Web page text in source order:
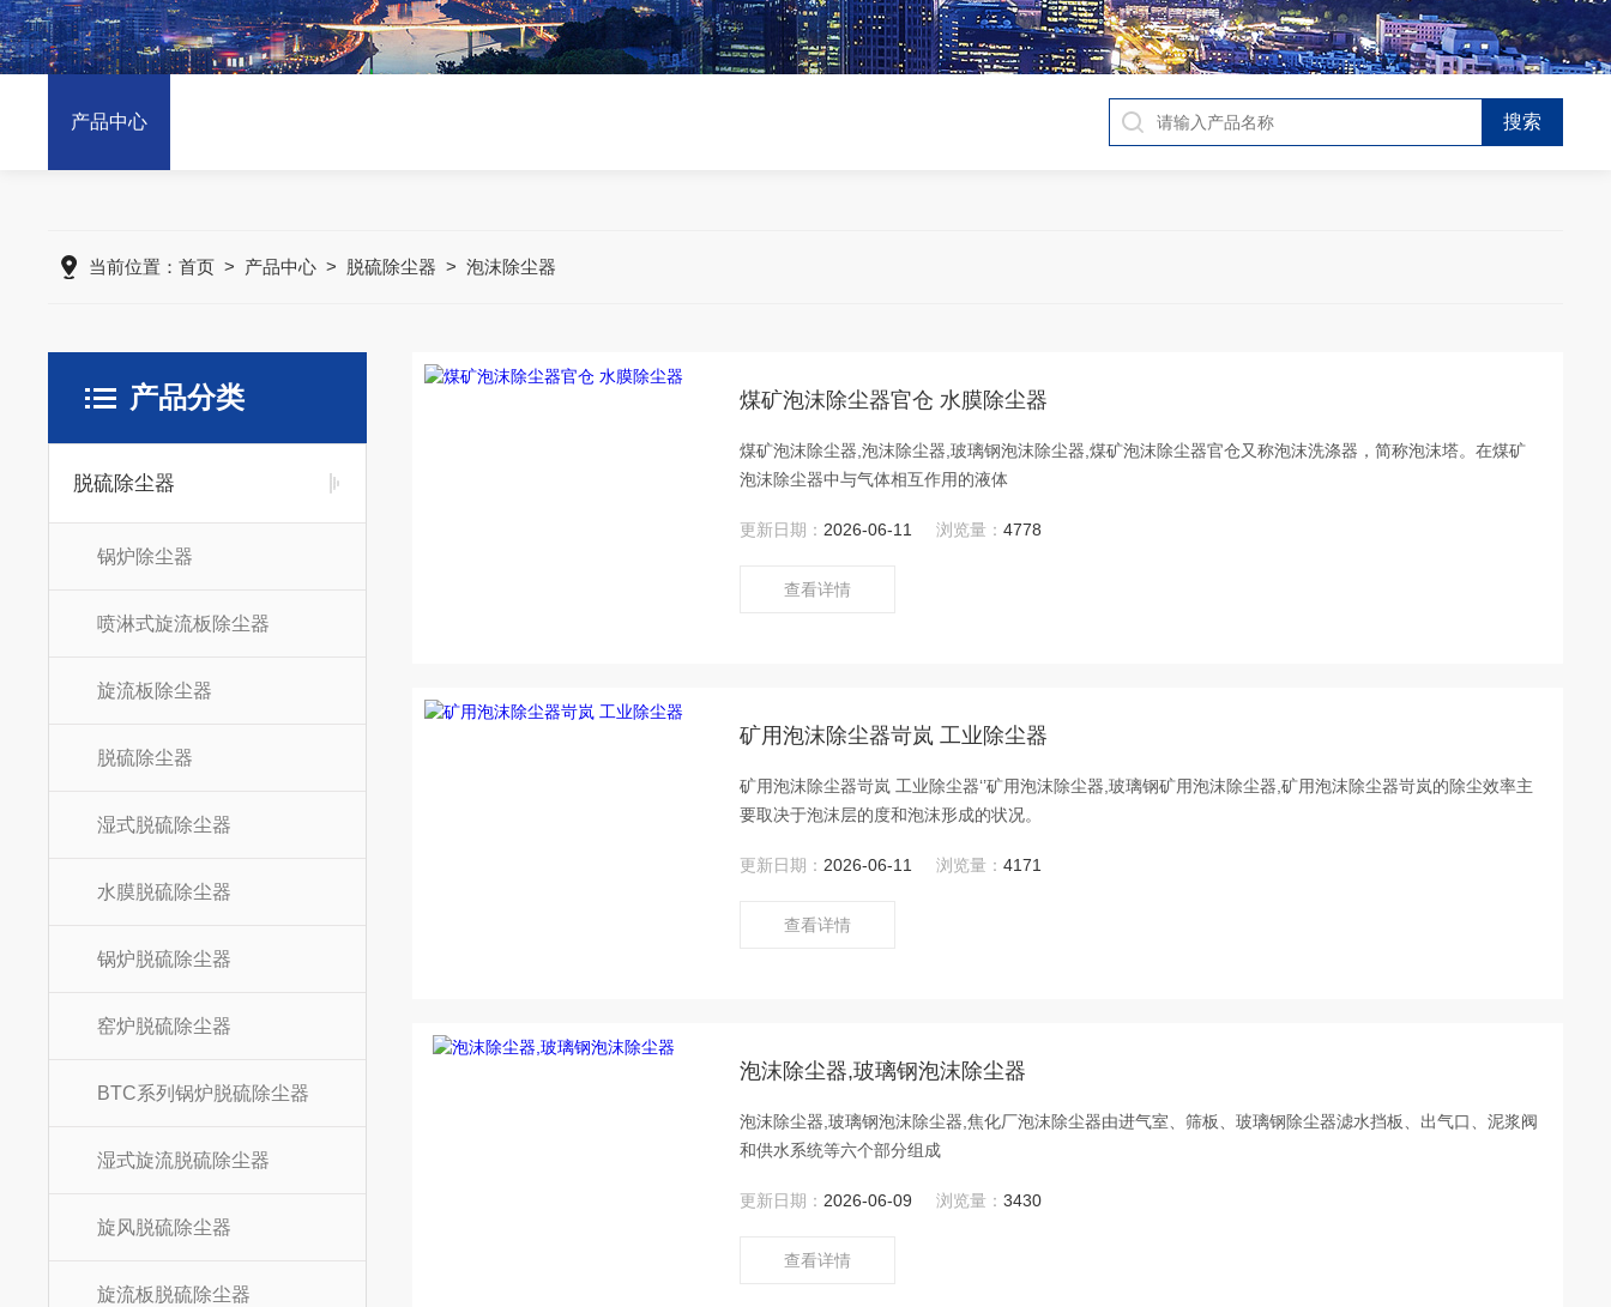
产品中心
当前位置：首页 > 产品中心 > 脱硫除尘器 >泡沫除尘器
产品分类
脱硫除尘器
锅炉除尘器
喷淋式旋流板除尘器
旋流板除尘器
脱硫除尘器
湿式脱硫除尘器
水膜脱硫除尘器
锅炉脱硫除尘器
窑炉脱硫除尘器
BTC系列锅炉脱硫除尘器
湿式旋流脱硫除尘器
旋风脱硫除尘器
旋流板脱硫除尘器
煤矿泡沫除尘器官仓 水膜除尘器
煤矿泡沫除尘器,泡沫除尘器,玻璃钢泡沫除尘器,煤矿泡沫除尘器官仓又称泡沫洗涤器，简称泡沫塔。在煤矿
泡沫除尘器中与气体相互作用的液体
更新日期： 2026-06-11 浏览量：4778
查看详情
矿用泡沫除尘器岢岚 工业除尘器
矿用泡沫除尘器岢岚 工业除尘器‘’矿用泡沫除尘器,玻璃钢矿用泡沫除尘器,矿用泡沫除尘器岢岚的除尘效率主
要取决于泡沫层的度和泡沫形成的状况。
更新日期： 2026-06-11 浏览量：4171
查看详情
泡沫除尘器,玻璃钢泡沫除尘器
泡沫除尘器,玻璃钢泡沫除尘器,焦化厂泡沫除尘器由进气室、筛板、玻璃钢除尘器滤水挡板、出气口、泥浆阀
和供水系统等六个部分组成
更新日期： 2026-06-09 浏览量：3430
查看详情